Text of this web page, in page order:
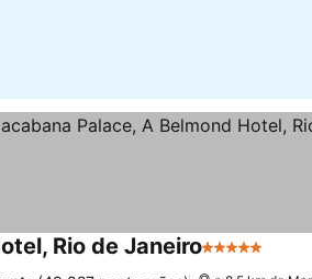
Rio de Janeiro5 Estrelas